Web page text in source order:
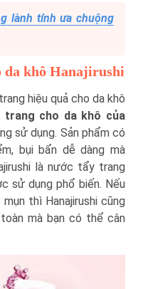
lành tính ưa chuộng
da khô Hanajirushi
hiệu quả cho da khô
trang cho da khô của
sử dụng. Sản phẩm có
bụi bẩn dễ dàng mà
là nước tẩy trang
sử dụng phổ biến. Nếu
thì Hanajirushi cũng
mà bạn có thể cân